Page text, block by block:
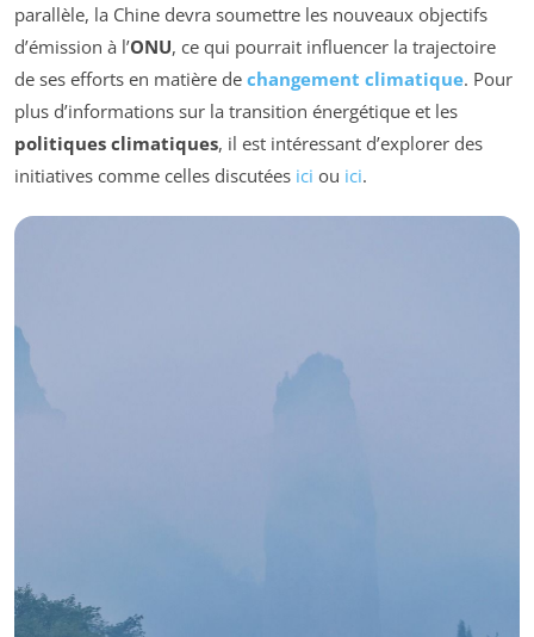
parallèle, la Chine devra soumettre les nouveaux objectifs
d’émission à l’ONU, ce qui pourrait influencer la trajectoire
de ses efforts en matière de changement climatique. Pour
plus d’informations sur la transition énergétique et les
politiques climatiques, il est intéressant d’explorer des
initiatives comme celles discutées ici ou ici.